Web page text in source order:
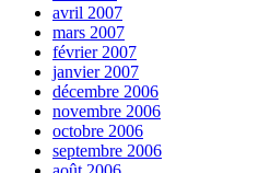
avril 2007
mars 2007
février 2007
janvier 2007
décembre 2006
novembre 2006
octobre 2006
septembre 2006